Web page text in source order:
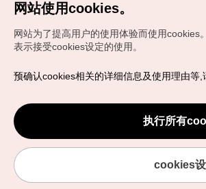
Copyrights (c) 韩国旅游发展局版权所有
VISITKOREA官方邮箱
chnsim@knto.or.kr
网站使用cookies。
网站为了提高用户的使用体验而使用cookies。
表示接受cookies设定的使用。
预确认cookies相关的详细信息及使用理由等,
执行所有
cookies